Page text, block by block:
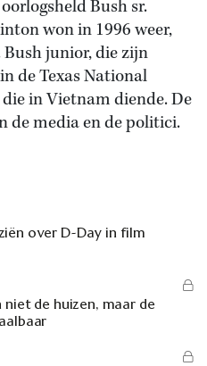
Bush sr.
won in 1996 weer,
junior, die zijn
de Texas National
in Vietnam diende. De
de media en de politici.
over D-Day in film
niet de huizen, maar de